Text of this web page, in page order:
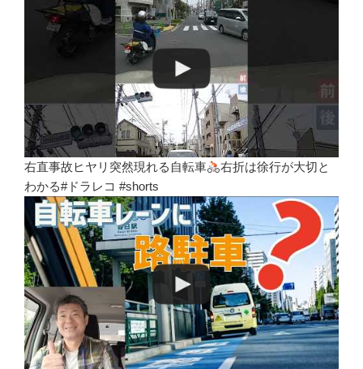
右直事故ヒヤリ突然現れる自転車
右折は徐行が大切と
わかる#ドラレコ #shorts